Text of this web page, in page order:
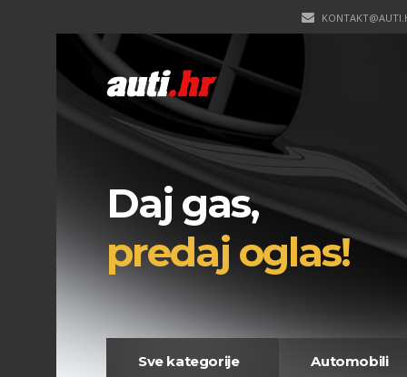
Daj gas,
predaj oglas!
Sve kategorije Automobili